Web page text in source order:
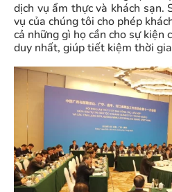
dịch vụ ẩm thực và khách sạn.
vụ của chúng tôi cho phép
cả những gì họ cần cho sự
duy nhất, giúp tiết kiệm thời